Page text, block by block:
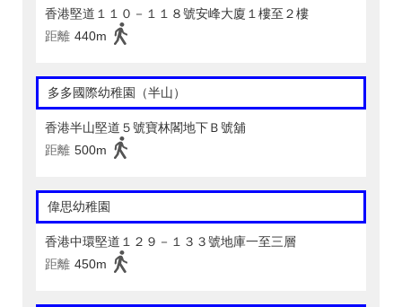
香港堅道１１０－１１８號安峰大廈１樓至２樓
距離 440m
多多國際幼稚園（半山）
香港半山堅道５號寶林閣地下Ｂ號舖
距離 500m
偉思幼稚園
香港中環堅道１２９－１３３號地庫一至三層
距離 450m